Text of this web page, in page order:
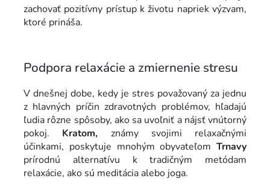
zachovať pozitívny prístup k životu napriek výzvam,
ktoré prináša.
Podpora relaxácie a zmiernenie stresu
V dnešnej dobe, kedy je stres považovaný za jednu
z hlavných príčin zdravotných problémov, hľadajú
ľudia rôzne spôsoby, ako sa uvoľniť a nájsť vnútorný
pokoj. Kratom, známy svojimi relaxačnými
účinkami, poskytuje mnohým obyvateľom Trnavy
prírodnú alternatívu k tradičným metódam
relaxácie, ako sú meditácia alebo joga.